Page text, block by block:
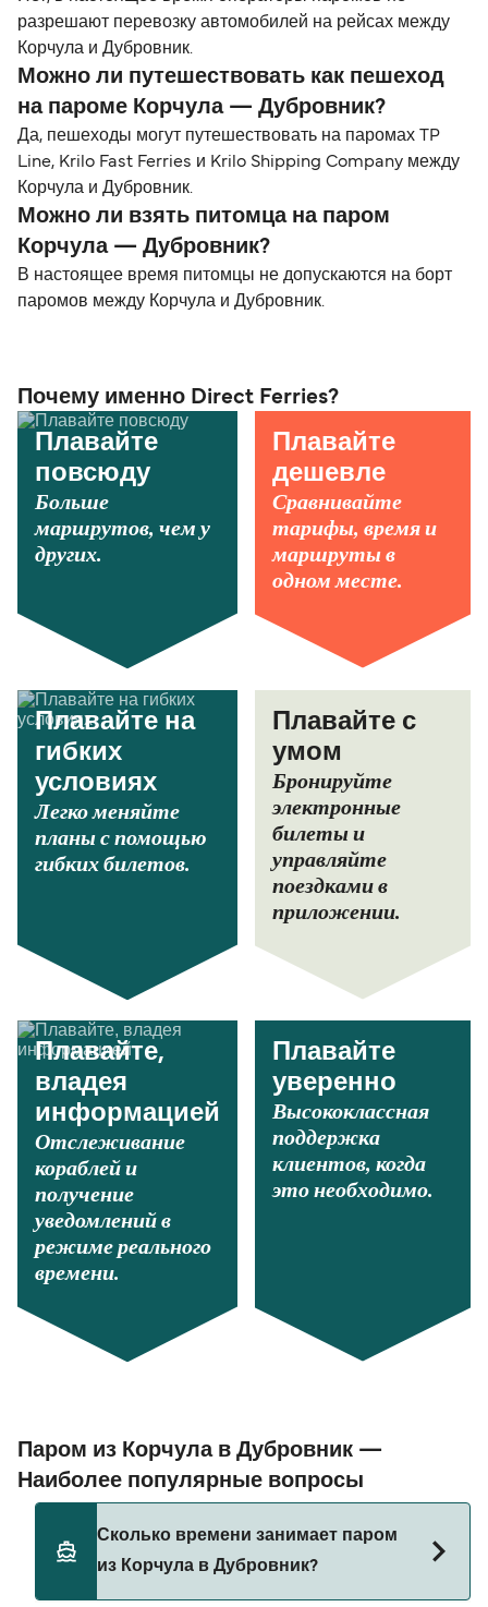
разрешают перевозку автомобилей на рейсах между
Корчула и Дубровник.
Можно ли путешествовать как пешеход
на пароме Корчула — Дубровник?
Да, пешеходы могут путешествовать на паромах TP
Line, Krilo Fast Ferries и Krilo Shipping Company между
Корчула и Дубровник.
Можно ли взять питомца на паром
Корчула — Дубровник?
В настоящее время питомцы не допускаются на борт
паромов между Корчула и Дубровник.
Почему именно Direct Ferries?
Плавайте
повсюду
Больше
маршрутов, чем у
других.
Плавайте
дешевле
Сравнивайте
тарифы, время и
маршруты в
одном месте.
Плавайте на
гибких
условиях
Легко меняйте
планы с помощью
гибких билетов.
Плавайте с
умом
Бронируйте
электронные
билеты и
управляйте
поездками в
приложении.
Плавайте,
владея
информацией
Отслеживание
кораблей и
получение
уведомлений в
режиме реального
времени.
Плавайте
уверенно
Высококлассная
поддержка
клиентов, когда
это необходимо.
Паром из Корчула в Дубровник —
Наиболее популярные вопросы
Сколько времени занимает паром
из Корчула в Дубровник?